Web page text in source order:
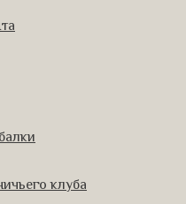
клуба